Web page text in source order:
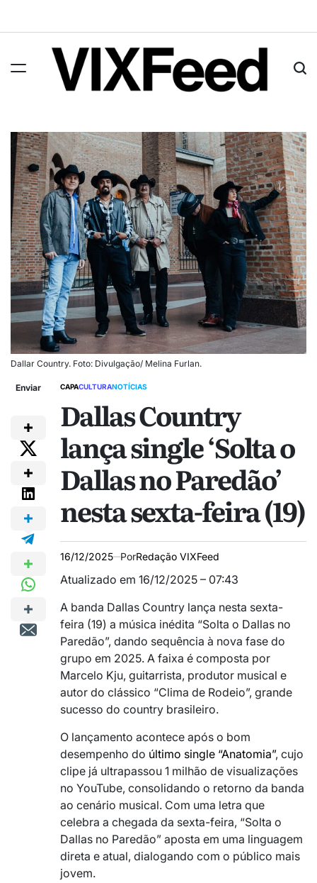
Dallar Country. Foto: Divulgação/ Melina Furlan.
Enviar CAPACULTURANOTÍCIAS
Dallas Country
lança single ‘Solta o
Dallas no Paredão’
nesta sexta-feira (19)
16/12/2025 PorRedação VIXFeed
Atualizado em 16/12/2025 – 07:43
A banda Dallas Country lança nesta sexta-
feira (19) a música inédita “Solta o Dallas no
Paredão”, dando sequência à nova fase do
grupo em 2025. A faixa é composta por
Marcelo Kju, guitarrista, produtor musical e
autor do clássico “Clima de Rodeio”, grande
sucesso do country brasileiro.
O lançamento acontece após o bom
desempenho do último single “Anatomia”, cujo
clipe já ultrapassou 1 milhão de visualizações
no YouTube, consolidando o retorno da banda
ao cenário musical. Com uma letra que
celebra a chegada da sexta-feira, “Solta o
Dallas no Paredão” aposta em uma linguagem
direta e atual, dialogando com o público mais
jovem.